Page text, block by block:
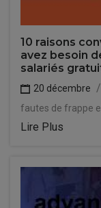
10 raisons
avez besoin
salariés
20 décembre
fautes de frappe
Lire Plus